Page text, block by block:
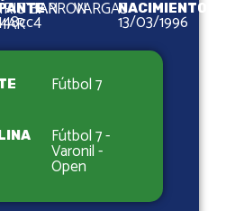
BARRONVARGASNACIMIENTO
13/03/1996
Fútbol 7
Fútbol 7 -
Varonil -
Open